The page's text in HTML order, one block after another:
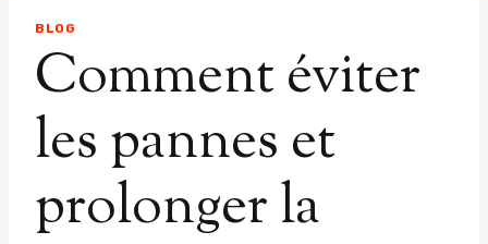
BLOG
Comment éviter
les pannes et
prolonger la